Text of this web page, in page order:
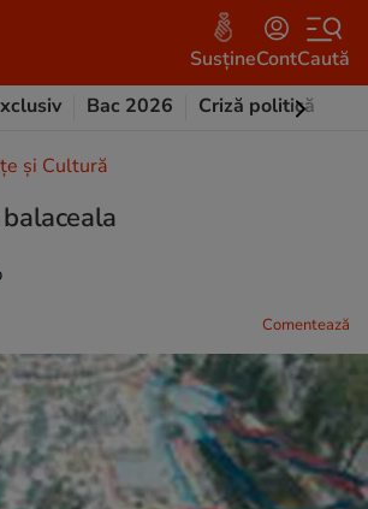
SusțineContCaută
Bac 2026 Criză politică
și Cultură
Comentează